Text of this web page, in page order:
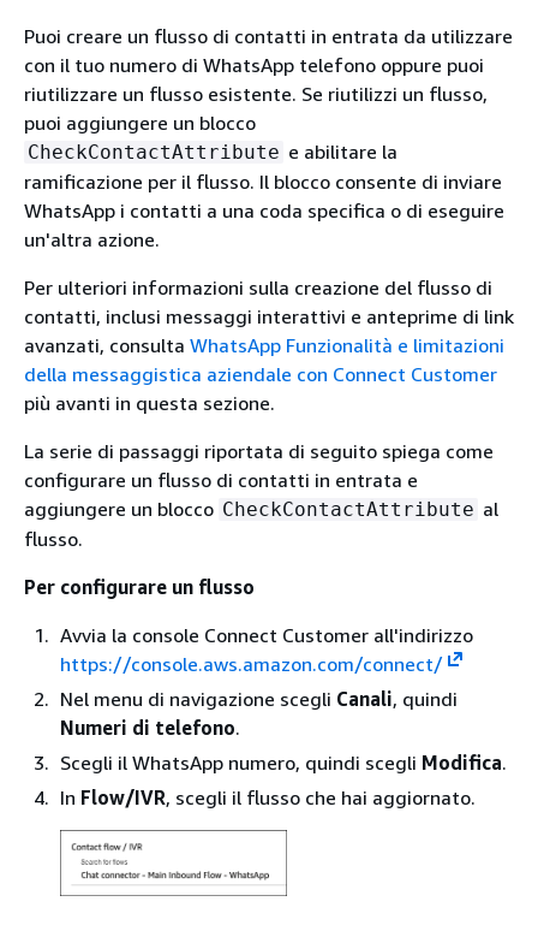
Puoi creare un flusso di contatti in entrata da utilizzare
con il tuo numero di WhatsApp telefono oppure puoi
riutilizzare un flusso esistente. Se riutilizzi un flusso,
puoi aggiungere un blocco
CheckContactAttribute e abilitare la
ramificazione per il flusso. Il blocco consente di inviare
WhatsApp i contatti a una coda specifica o di eseguire
un'altra azione.
Per ulteriori informazioni sulla creazione del flusso di
contatti, inclusi messaggi interattivi e anteprime di link
avanzati, consulta WhatsApp Funzionalità e limitazioni
della messaggistica aziendale con Connect Customer
più avanti in questa sezione.
La serie di passaggi riportata di seguito spiega come
configurare un flusso di contatti in entrata e
aggiungere un blocco CheckContactAttribute al
flusso.
Per configurare un flusso
Avvia la console Connect Customer all'indirizzo
https://console.aws.amazon.com/connect/
Nel menu di navigazione scegli Canali, quindi
Numeri di telefono.
Scegli il WhatsApp numero, quindi scegli Modifica.
In Flow/IVR, scegli il flusso che hai aggiornato.